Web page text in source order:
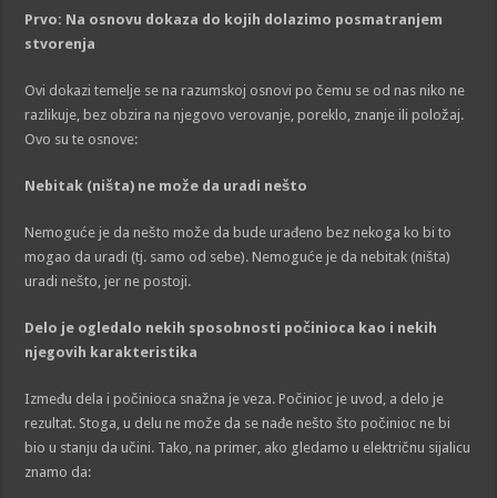
Prvo: Na osnovu dokaza do kojih dolazimo posmatranjem
stvorenja
Ovi dokazi temelje se na razumskoj osnovi po čemu se od nas niko ne
razlikuje, bez obzira na njegovo verovanje, poreklo, znanje ili položaj.
Ovo su te osnove:
Nebitak (ništa) ne može da uradi nešto
Nemoguće je da nešto može da bude urađeno bez nekoga ko bi to
mogao da uradi (tj. samo od sebe). Nemoguće je da nebitak (ništa)
uradi nešto, jer ne postoji.
Delo je ogledalo nekih sposobnosti počinioca kao i nekih
njegovih karakteristika
Između dela i počinioca snažna je veza. Počinioc je uvod, a delo je
rezultat. Stoga, u delu ne može da se nađe nešto što počinioc ne bi
bio u stanju da učini. Tako, na primer, ako gledamo u električnu sijalicu
znamo da: